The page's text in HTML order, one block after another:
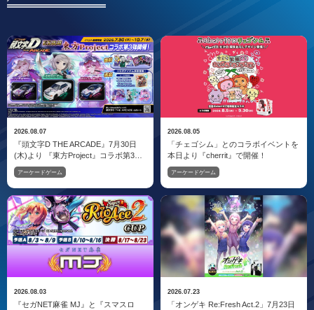
2026.08.07
アーケードゲーム
『頭文字D THE ARCADE』7月30日
(木)より 『東方Project』コラボ第3弾
EX復刻開催中！
2026.08.05
アーケードゲーム
「チェゴシム」とのコラボイベントを
本日より『cherrit』で開催！
2026.08.03
『セガNET麻雀 MJ』と『スマスロ
2026.07.23
「オンゲキ Re:Fresh Act.2」7月23日